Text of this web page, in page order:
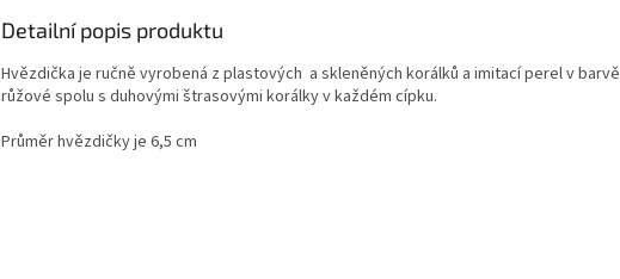
Detailní popis produktu
Hvězdička je ručně vyrobená z plastových a skleněných korálků a imitací perel v barvě
růžové spolu s duhovými štrasovými korálky v každém cípku.
Průměr hvězdičky je 6,5 cm